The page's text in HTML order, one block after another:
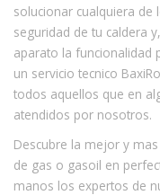
solucionar cualquiera
seguridad de tu caldera
aparato la funcionalidad
un servicio tecnico
todos aquellos que en
atendidos por nosotros.
Descubre la mejor y
de gas o gasoil en
manos los expertos de